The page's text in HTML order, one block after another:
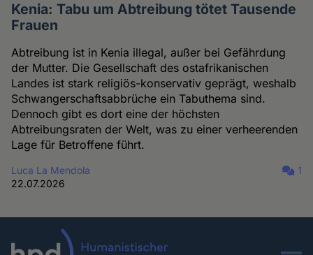
Kenia: Tabu um Abtreibung tötet Tausende
Frauen
Abtreibung ist in Kenia illegal, außer bei Gefährdung
der Mutter. Die Gesellschaft des ostafrikanischen
Landes ist stark religiös-konservativ geprägt, weshalb
Schwangerschaftsabbrüche ein Tabuthema sind.
Dennoch gibt es dort eine der höchsten
Abtreibungsraten der Welt, was zu einer verheerenden
Lage für Betroffene führt.
Luca La Mendola
22.07.2026
1